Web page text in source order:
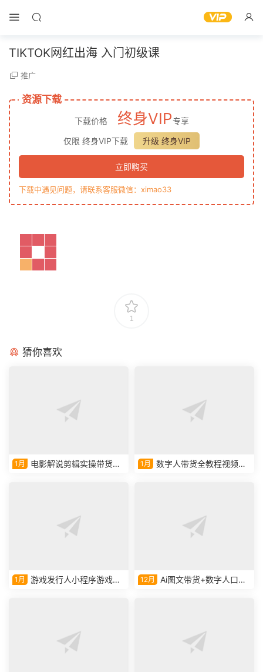
TIKTOK网红出海 入门初级课
推广
资源下载
下载价格 终身VIP专享
仅限 终身VIP下载
升级 终身VIP
立即购买
下载中遇见问题，请联系客服微信：ximao33
1
猜你喜欢
1月
电影解说剪辑实操带货全
1月
数字人带货全教程视频课
1月
游戏发行人小程序游戏课
12月
Ai图文带货+数字人口播